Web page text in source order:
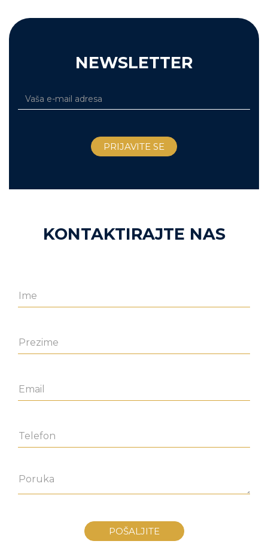
NEWSLETTER
KONTAKTIRAJTE NAS